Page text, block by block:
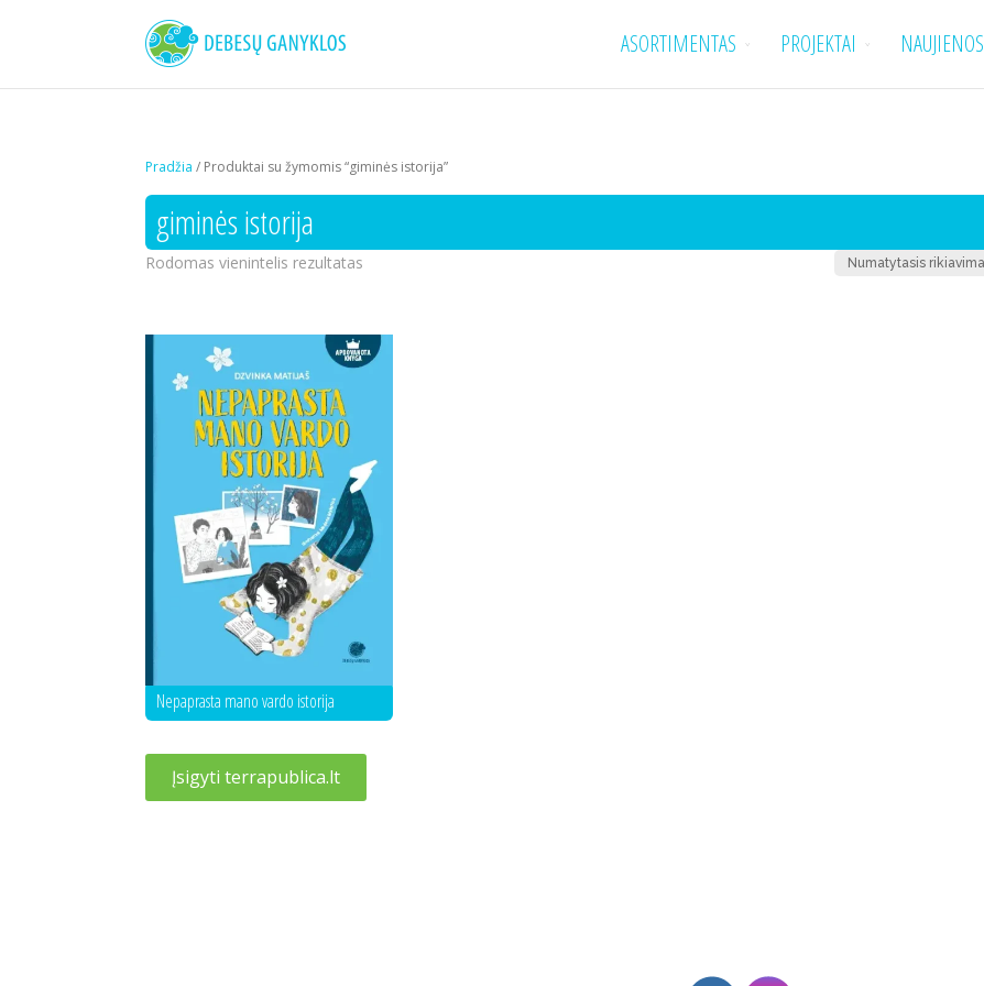
ASORTIMENTAS PROJEKTAI NAUJIENOS
Pradžia / Produktai su žymomis “giminės istorija”
giminės istorija
Rodomas vienintelis rezultatas
Nepaprasta mano vardo istorija
Įsigyti terrapublica.lt